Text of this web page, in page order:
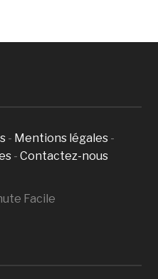
- Mentions légales -
- Contactez-nous
Facile